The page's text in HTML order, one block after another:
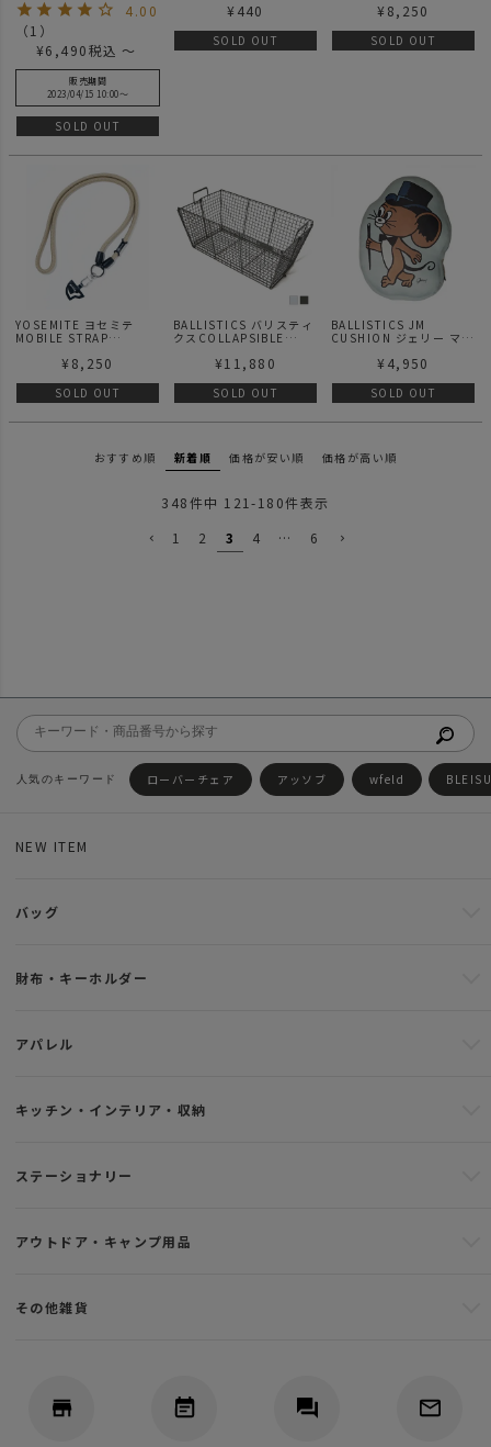
4.00
（1 ）
¥6,490税込 〜
販売期間
2023/04/15 10:00〜
SOLD OUT
ログラフィックガーシー
¥ 440
SOLD OUT
¥ 8,250
SOLD OUT
YOSEMITE ヨセミテ
MOBILE STRAP
イルストラップ
¥ 8,250
SOLD OUT
BALLISTICS バリスティ
クスCOLLAPSIBLE
¥11,880
SOLD OUT
BALLISTICS JM
CUSHION ジェリー マル
¥ 4,950
SOLD OUT
おすすめ順 新着順 価格が安い順 価格が高い順
348件中 121-180件表示
1
2 3 4 … 6
ローバーチェア アッソブ wfeld
NEW ITEM
バッグ
財布・キーホルダー
アパレル
キッチン・インテリア・収納
ステーショナリー
アウトドア・キャンプ用品
その他雑貨